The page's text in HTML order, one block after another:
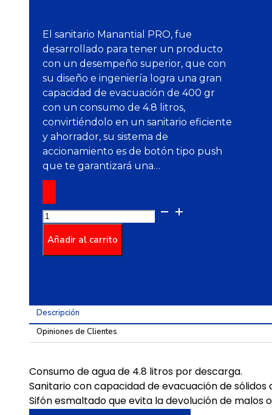
El sanitario Manantial PRO, fue
desarrollado para tener un producto
con un desempeño superior, que con
su diseño e ingeniería logra una gran
capacidad de evacuación de 400 gr
con un consumo de 4.8 litros,
convirtiéndolo en un sanitario eficiente
y ahorrador, su sistema de
accionamiento es de botón tipo push
que te garantizará una…
Sanitario
Manantial
Pro
Redondo
Añadir al carrito
Descripción
Opiniones de Clientes
Consumo de agua de 4.8 litros por descarga.
Sanitario con capacidad de evacuación de sólidos
Sifón esmaltado que evita la devolución de malos